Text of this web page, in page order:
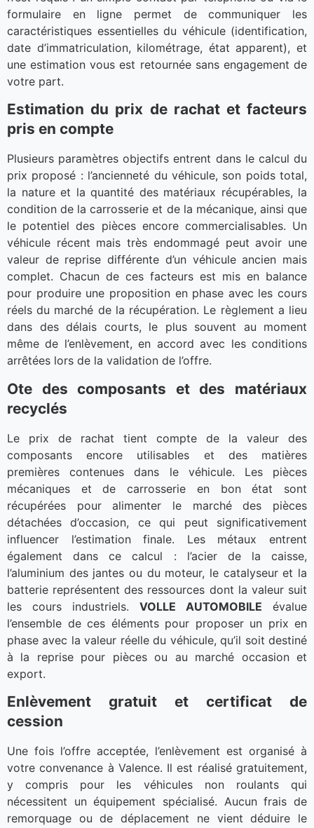
formulaire en ligne permet de communiquer les
caractéristiques essentielles du véhicule (identification,
date d’immatriculation, kilométrage, état apparent), et
une estimation vous est retournée sans engagement de
votre part.
Estimation du prix de rachat et facteurs
pris en compte
Plusieurs paramètres objectifs entrent dans le calcul du
prix proposé : l’ancienneté du véhicule, son poids total,
la nature et la quantité des matériaux récupérables, la
condition de la carrosserie et de la mécanique, ainsi que
le potentiel des pièces encore commercialisables. Un
véhicule récent mais très endommagé peut avoir une
valeur de reprise différente d’un véhicule ancien mais
complet. Chacun de ces facteurs est mis en balance
pour produire une proposition en phase avec les cours
réels du marché de la récupération. Le règlement a lieu
dans des délais courts, le plus souvent au moment
même de l’enlèvement, en accord avec les conditions
arrêtées lors de la validation de l’offre.
Ote des composants et des matériaux
recyclés
Le prix de rachat tient compte de la valeur des
composants encore utilisables et des matières
premières contenues dans le véhicule. Les pièces
mécaniques et de carrosserie en bon état sont
récupérées pour alimenter le marché des pièces
détachées d’occasion, ce qui peut significativement
influencer l’estimation finale. Les métaux entrent
également dans ce calcul : l’acier de la caisse,
l’aluminium des jantes ou du moteur, le catalyseur et la
batterie représentent des ressources dont la valeur suit
les cours industriels. VOLLE AUTOMOBILE évalue
l’ensemble de ces éléments pour proposer un prix en
phase avec la valeur réelle du véhicule, qu’il soit destiné
à la reprise pour pièces ou au marché occasion et
export.
Enlèvement gratuit et certificat de
cession
Une fois l’offre acceptée, l’enlèvement est organisé à
votre convenance à Valence. Il est réalisé gratuitement,
y compris pour les véhicules non roulants qui
nécessitent un équipement spécialisé. Aucun frais de
remorquage ou de déplacement ne vient déduire le